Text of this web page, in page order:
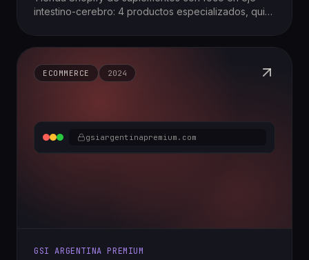
intestino-cerebro: 4 productos especializados, quiz
gsiargentinapremium.com
ECOMMERCE 2024
GSI ARGENTINA PREMIUM